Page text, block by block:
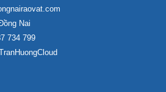
Nai
734 799